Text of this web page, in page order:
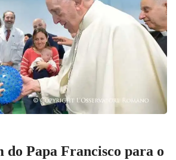
do Papa Francisco para o